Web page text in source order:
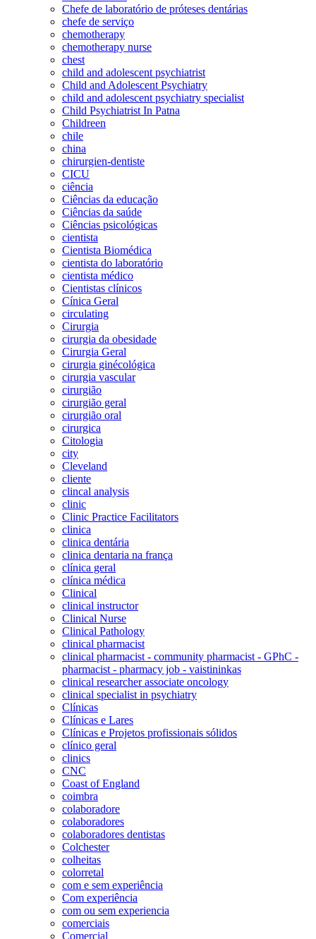
Chefe de laboratório de próteses dentárias
chefe de serviço
chemotherapy
chemotherapy nurse
chest
child and adolescent psychiatrist
Child and Adolescent Psychiatry
child and adolescent psychiatry specialist
Child Psychiatrist In Patna
Childreen
chile
china
chirurgien-dentiste
CICU
ciência
Ciências da educação
Ciências da saúde
Ciências psicológicas
cientista
Cientista Biomédica
cientista do laboratório
cientista médico
Cientistas clínicos
Cínica Geral
circulating
Cirurgia
cirurgia da obesidade
Cirurgia Geral
cirurgia ginécológica
cirurgia vascular
cirurgião
cirurgião geral
cirurgião oral
cirurgica
Citologia
city
Cleveland
cliente
clincal analysis
clinic
Clinic Practice Facilitators
clinica
clinica dentária
clinica dentaria na frança
clínica geral
clínica médica
Clinical
clinical instructor
Clinical Nurse
Clinical Pathology
clinical pharmacist
clinical pharmacist - community pharmacist - GPhC -
pharmacist - pharmacy job - vaistininkas
clinical researcher associate oncology
clinical specialist in psychiatry
Clínicas
Clínicas e Lares
Clínicas e Projetos profissionais sólidos
clínico geral
clinics
CNC
Coast of England
coimbra
colaboradore
colaboradores
colaboradores dentistas
Colchester
colheitas
colorretal
com e sem experiência
Com experiência
com ou sem experiencia
comerciais
Comercial